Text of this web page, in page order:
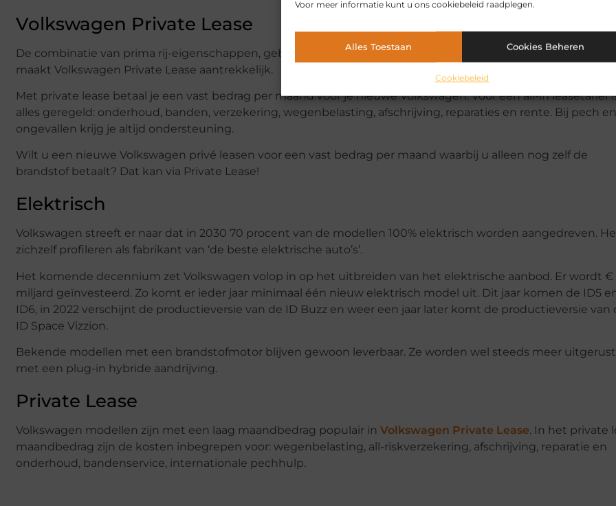
Voor meer informatie kunt u ons cookiebeleid raadplegen.
Alles Toestaan Cookies Beheren
Cookiebeleid
Volkswagen Private Lease
De combinatie van prima rij-eigenschappen, gebruiksgemak en luxe voor een alleszins redelijk maandbedrag
maakt Volkswagen Private Lease aantrekkelijk.
Met private lease betaal je een vast bedrag per maand voor je nieuwe Volkswagen. Voor een all-in leasetarief
alles geregeld: onderhoud, banden, verzekering, wegenbelasting, afschrijving, reparaties en rente. Bij pech en
ongevallen krijg je altijd ondersteuning.
Wilt u een nieuwe Volkswagen privé leasen voor een vast bedrag per maand waarbij u alleen nog zelf de
brandstof betaalt? Dat kan via Private Lease!
Elektrisch
Volkswagen streeft er naar dat in 2030 70 procent van de modellen 100% elektrisch worden aangedreven.
zichzelf profileren als fabrikant van ‘de beste elektrische auto’s’.
Het komende decennium zet Volkswagen volop in op het uitbreiden van het elektrische aanbod. Er wordt €
miljard geïnvesteerd. Zo komt er ieder jaar minimaal één nieuw elektrisch model uit. Dit jaar komen de ID5
ID6, in 2022 verschijnt de productieversie van de ID Buzz en weer een jaar later komt de productieversie van
ID Space Vizzion.
Bekende modellen met een brandstofmotor blijven gewoon leverbaar. Ze worden wel steeds meer uitgerust
met een plug-in hybride aandrijving.
Private Lease
Volkswagen modellen zijn met een laag maandbedrag populair in Volkswagen Private Lease. In het private
maandbedrag zijn de kosten inbegrepen voor: wegenbelasting, all-riskverzekering, afschrijving, reparatie en
onderhoud, bandenservice, internationale pechhulp.